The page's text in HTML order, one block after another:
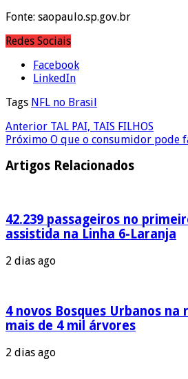
Fonte: saopaulo.sp.gov.br
Redes Sociais
Facebook
LinkedIn
Tags NFL no Brasil
Anterior TAL PAI, TAIS FILHOS
Próximo O que o consumidor pode
Artigos Relacionados
42.239 passageiros no
assistida na Linha 6-Laranja
2 dias ago
4 novos Bosques Urbanos
mais de 4 mil árvores
2 dias ago